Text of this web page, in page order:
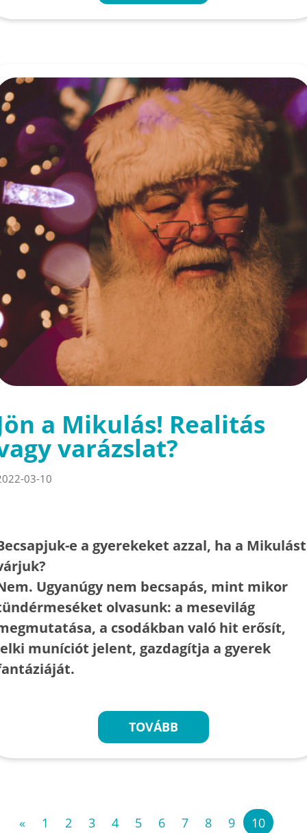
a Mikulás! Realitás
varázslat?
03-10
e a gyerekeket azzal, ha a Mikulást
Ugyanúgy nem becsapás, mint mikor
olvasunk: a mesevilág
a csodákban való hit erősít,
muníciót jelent, gazdagítja a gyerek
TOVÁBB
« 1 2 3 4 5 6 7 8 9 10